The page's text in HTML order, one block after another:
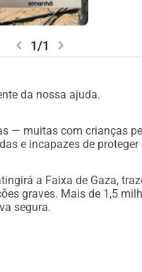
chevron_left 1/1 chevron_right
da nossa ajuda.
— muitas com crianças
e incapazes de proteger
a Faixa de Gaza,
graves. Mais de 1,5
segura.